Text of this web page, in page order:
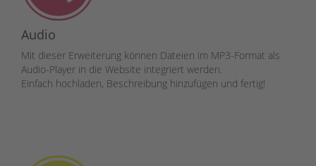
Audio
Mit dieser Erweiterung können Dateien im MP3-Format als
Audio-Player in die Website integriert werden.
Einfach hochladen, Beschreibung hinzufügen und fertig!